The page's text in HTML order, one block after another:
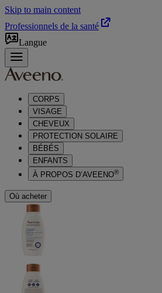
Skip to main content
Professionnels de la santé
Langue
CORPS
VISAGE
CHEVEUX
PROTECTION SOLAIRE
BÉBÉS
ENFANTS
À PROPOS D’AVEENO®
Où acheter